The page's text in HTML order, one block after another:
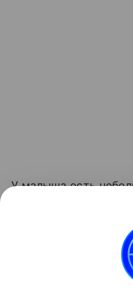
У малыша есть
«Его прогресс
вообще могла
О детях,